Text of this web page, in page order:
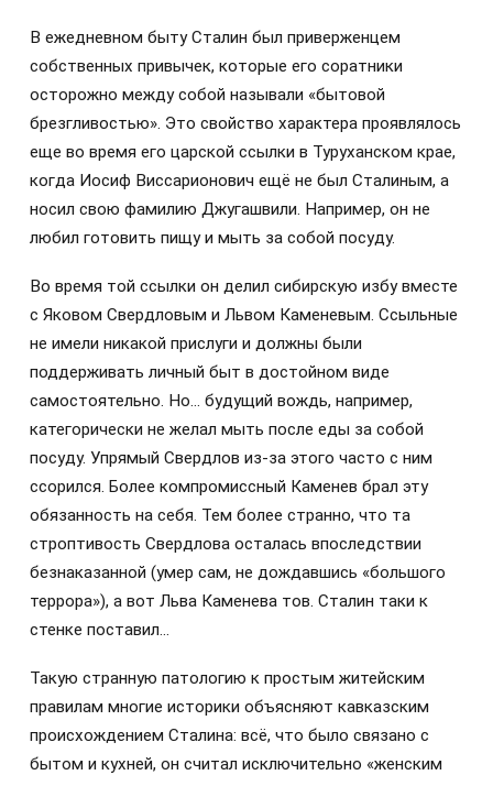
В ежедневном быту Сталин был приверженцем
собственных привычек, которые его соратники
осторожно между собой называли «бытовой
брезгливостью». Это свойство характера проявлялось
еще во время его царской ссылки в Туруханском крае,
когда Иосиф Виссарионович ещё не был Сталиным, а
носил свою фамилию Джугашвили. Например, он не
любил готовить пищу и мыть за собой посуду.
Во время той ссылки он делил сибирскую избу вместе
с Яковом Свердловым и Львом Каменевым. Ссыльные
не имели никакой прислуги и должны были
поддерживать личный быт в достойном виде
самостоятельно. Но… будущий вождь, например,
категорически не желал мыть после еды за собой
посуду. Упрямый Свердлов из-за этого часто с ним
ссорился. Более компромиссный Каменев брал эту
обязанность на себя. Тем более странно, что та
строптивость Свердлова осталась впоследствии
безнаказанной (умер сам, не дождавшись «большого
террора»), а вот Льва Каменева тов. Сталин таки к
стенке поставил…
Такую странную патологию к простым житейским
правилам многие историки объясняют кавказским
происхождением Сталина: всё, что было связано с
бытом и кухней, он считал исключительно «женским